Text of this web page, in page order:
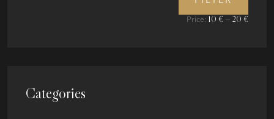
Price: 10 € — 20 €
Categories